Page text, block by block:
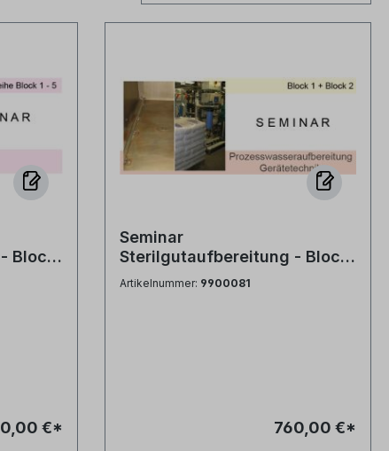
Block
€*
Seminar
Sterilgutaufbereitung - Block
1 und Block 2 -
Artikelnummer: 9900081
760,00 €*